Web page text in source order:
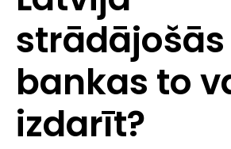
strādājošās
bankas to
izdarīt?